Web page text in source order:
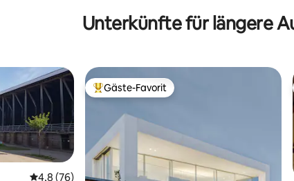
Unterkünfte für längere
Durchschnittliche Bewertung: 4,8 von 5, 76
4,8 (76)
Beliebter Gäste-Favorit.
Gäste-Favorit